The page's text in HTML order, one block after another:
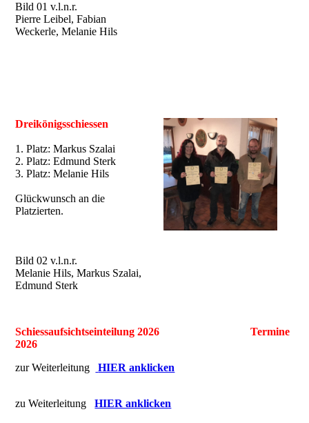
Bild 01 v.l.n.r.
Pierre Leibel, Fabian
Weckerle, Melanie Hils
Dreikönigsschiessen
1. Platz: Markus Szalai
2. Platz: Edmund Sterk
3. Platz: Melanie Hils
Glückwunsch an die
Platzierten.
Bild 02 v.l.n.r.
Melanie Hils, Markus Szalai,
Edmund Sterk
Schiessaufsichtseinteilung 2026 Termine
2026
zur Weiterleitung
HIER anklicken
zu WeiterleitungHIER anklicken